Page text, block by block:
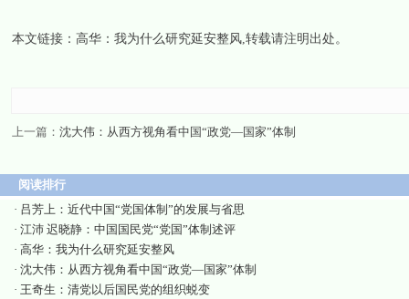
本文链接： 高华：我为什么研究延安整风,转载请注明出处。
上一篇： 沈大伟：从西方视角看中国“政党—国家”体制
阅读排行
· 吕芳上：近代中国“党国体制”的发展与省思
· 江沛 迟晓静：中国国民党“党国”体制述评
· 高华：我为什么研究延安整风
· 沈大伟：从西方视角看中国“政党—国家”体制
· 王奇生：清党以后国民党的组织蜕变